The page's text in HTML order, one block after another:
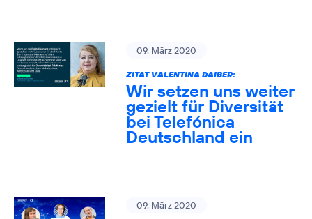
09. März 2020
ZITAT VALENTINA DAIBER:
Wir setzen uns weiter
gezielt für Diversität
bei Telefónica
Deutschland ein
09. März 2020